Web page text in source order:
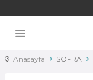
Anasayfa SOFRA